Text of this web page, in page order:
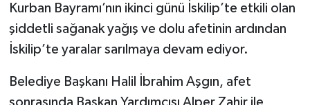
Kurban Bayramı’nın ikinci günü İskilip’te etkili olan
şiddetli sağanak yağış ve dolu afetinin ardından
İskilip’te yaralar sarılmaya devam ediyor.
Belediye Başkanı Halil İbrahim Aşgın, afet
sonrasında Başkan Yardımcısı Alper Zahir ile